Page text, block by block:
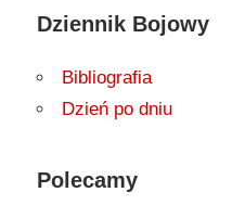
Dziennik Bojowy
Bibliografia
Dzień po dniu
Polecamy